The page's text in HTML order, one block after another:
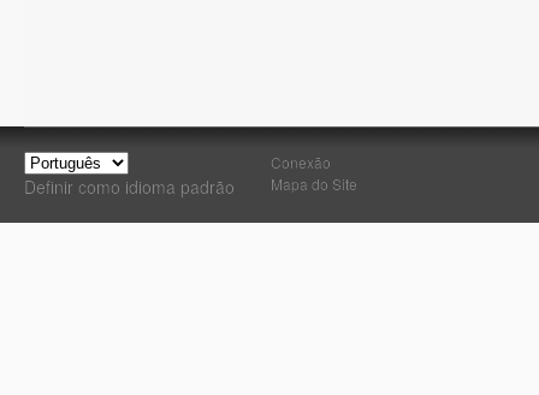
Definir como idioma padrão
Conexão
Mapa do Site